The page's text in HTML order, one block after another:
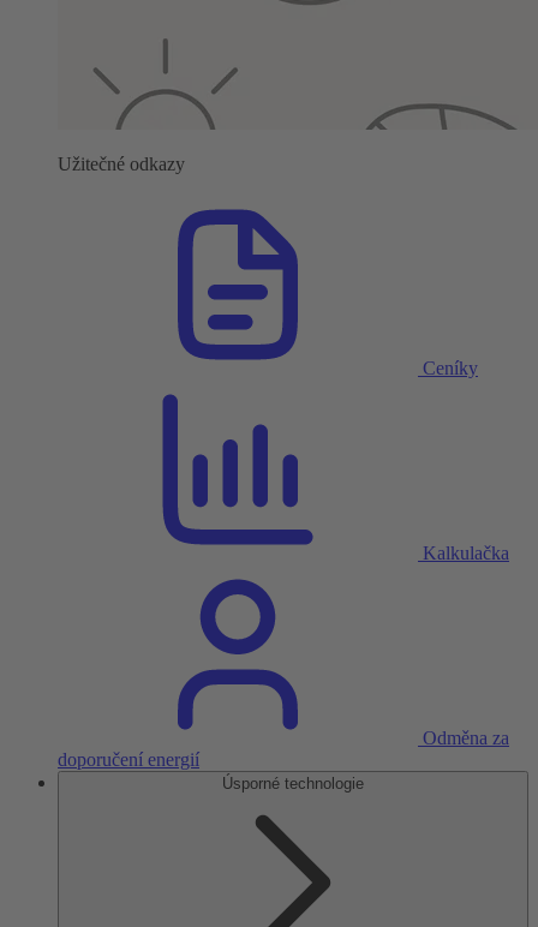
Užitečné odkazy
Ceníky
Kalkulačka
Odměna za
doporučení energií
Úsporné technologie